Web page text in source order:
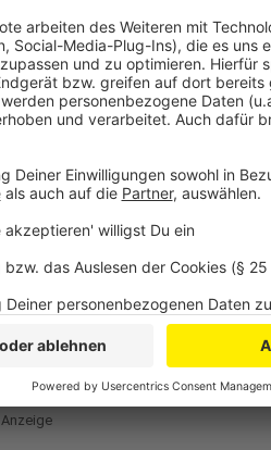
Nach den Feiertagen stehen viele
ein. Die DHL rechnet daher im
Anzeige
Mehr Meldungen aus
Wahlkampfauftakt in Leverkusen:
Anzeige